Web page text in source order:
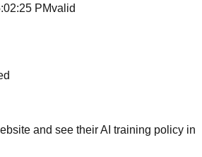
PMvalid
and see their AI training policy in